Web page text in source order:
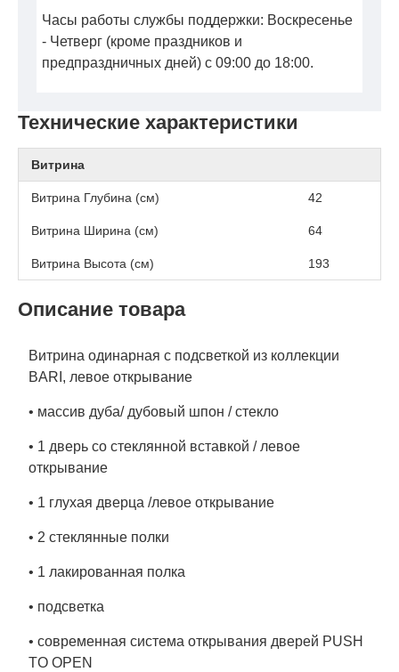
Технические характеристики
Витрина
Витрина Глубина (см) 42
Витрина Ширина (см) 64
Витрина Высота (см) 193
Описание товара
Витрина одинарная с подсветкой из коллекции
BARI, левое открывание
• массив дуба/ дубовый шпон / стекло
• 1 дверь со стеклянной вставкой / левое
открывание
• 1 глухая дверца /левое открывание
• 2 стеклянные полки
• 1 лакированная полка
• подсветка
• современная система открывания дверей PUSH
TO OPEN
Часы работы службы поддержки: Воскресенье
- Четверг (кроме праздников и
предпраздничных дней) с 09:00 до 18:00.